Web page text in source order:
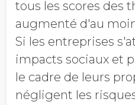
tous les scores des
augmenté d'au
Si les entreprises
impacts sociaux et
le cadre de leurs
négligent les